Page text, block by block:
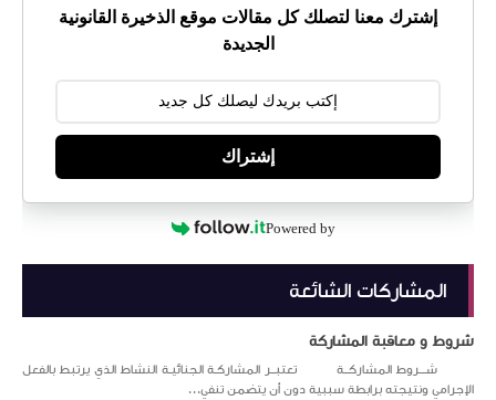
إشترك معنا لتصلك كل مقالات موقع الذخيرة القانونية
الجديدة
إشتراك
Powered by
المشاركات الشائعة
شروط و معاقبة المشاركة
شـــروط المشاركــة تعتبــر المشاركـة الجنائيـة النشاط الذي يرتبط بالفعل
الإجرامي ونتيجته برابطة سببية دون أن يتضمن تنفي...